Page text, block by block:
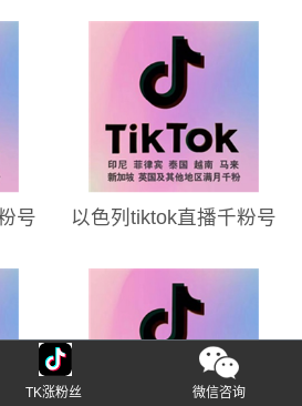
号 以色列tiktok直播千粉号
TK涨粉丝 微信咨询